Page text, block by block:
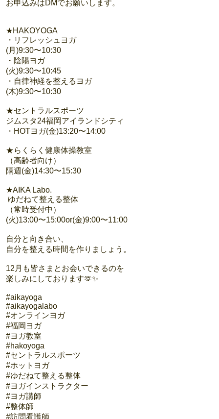
お申込みはDMでお願いします。
★HAKOYOGA
・リフレッシュヨガ
(月)9:30〜10:30
・陰陽ヨガ
(火)9:30〜10:45
・自律神経を整えるヨガ
(木)9:30〜10:30
★セントラルスポーツ
ジムスタ24福岡アイランドシティ
・HOTヨガ(金)13:20〜14:00
★らくらく健康体操教室
（高齢者向け）
隔週(金)14:30〜15:30
★AIKA Labo.
ゆだねて整える整体
（常時受付中）
(火)13:00〜15:00or(金)9:00〜11:00
自分と向き合い、
自分を整える時間を作りましょう。
12月も皆さまとお会いできるのを
楽しみにしております🫶✨
#aikayoga
#aikayogalabo
#オンラインヨガ
#福岡ヨガ
#ヨガ教室
#hakoyoga
#セントラルスポーツ
#ホットヨガ
#ゆだねて整える整体
#ヨガインストラクター
#ヨガ講師
#整体師
#訪問看護師